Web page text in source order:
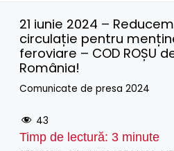
21 iunie 2024 –
circulație pentru
feroviare – COD ROȘU
România!
Comunicate de presa 2024
43
Timp de lectură: 3 minute